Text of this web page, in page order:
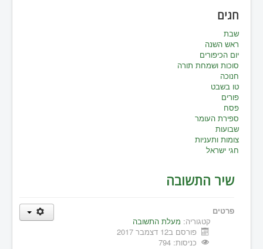
חגים
שבת
ראש השנה
יום הכיפורים
סוכות ושמחת תורה
חנוכה
טו בשבט
פורים
פסח
ספירת העומר
שבועות
צומות ותעניות
חגי ישראל
שיר התשובה
פרטים
קטגוריה: מעלת התשובה
פורסם ב12 דצמבר 2017
כניסות: 794